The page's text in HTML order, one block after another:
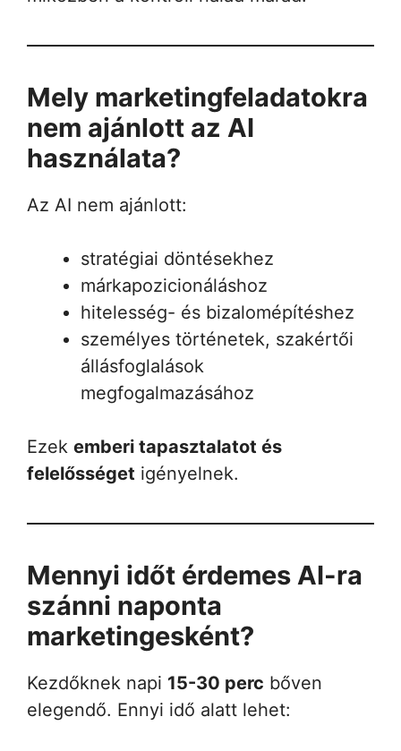
Mely marketingfeladatokra
nem ajánlott az AI
használata?
Az AI nem ajánlott:
stratégiai döntésekhez
márkapozicionáláshoz
hitelesség- és bizalomépítéshez
személyes történetek, szakértői
állásfoglalások
megfogalmazásához
Ezek emberi tapasztalatot és
felelősséget igényelnek.
Mennyi időt érdemes AI-ra
szánni naponta
marketingesként?
Kezdőknek napi 15-30 perc bőven
elegendő. Ennyi idő alatt lehet: